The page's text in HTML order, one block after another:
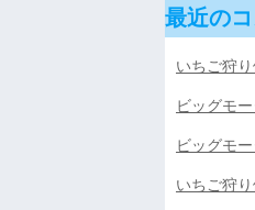
最近の
いちご狩
ビッグモ
ビッグモ
いちご狩